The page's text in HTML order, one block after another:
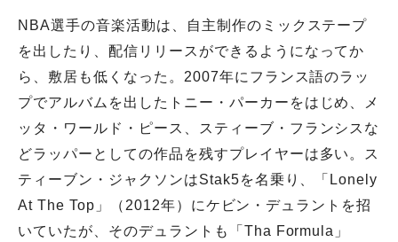
NBA選手の音楽活動は、自主制作のミックステープ
を出したり、配信リリースができるようになってか
ら、敷居も低くなった。2007年にフランス語のラッ
プでアルバムを出したトニー・パーカーをはじめ、メ
ッタ・ワールド・ピース、スティーブ・フランシスな
どラッパーとしての作品を残すプレイヤーは多い。ス
ティーブン・ジャクソンはStak5を名乗り、「Lonely
At The Top」（2012年）にケビン・デュラントを招
いていたが、そのデュラントも「Tha Formula」